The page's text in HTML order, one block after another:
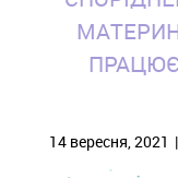
14 вересня, 2021